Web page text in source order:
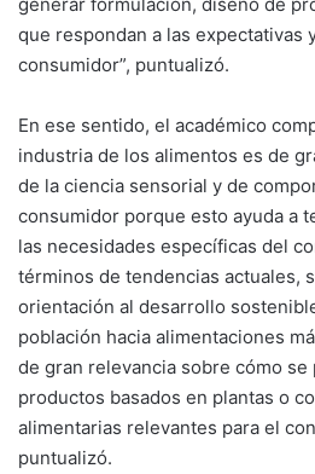
que respondan a las expectativas
consumidor”, puntualizó.
En ese sentido, el académico
industria de los alimentos es de
de la ciencia sensorial y de
consumidor porque esto ayuda a
las necesidades específicas del
términos de tendencias actuales,
orientación al desarrollo
población hacia alimentaciones
de gran relevancia sobre cómo
productos basados en plantas o
alimentarias relevantes para el
puntualizó.